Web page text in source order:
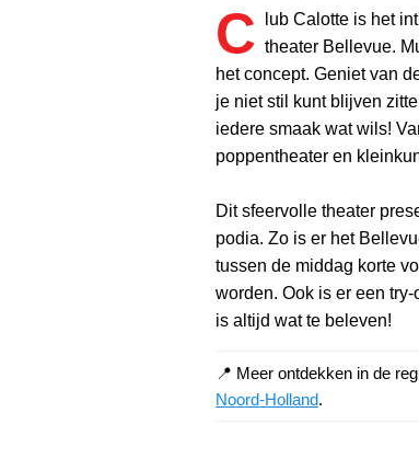
C
lub Calotte is het
theater Bellevue.
het concept. Geniet van
je niet stil kunt blijven
iedere smaak wat wils!
poppentheater en
Dit sfeervolle theater
podia. Zo is er het
tussen de middag korte
worden. Ook is er een
is altijd wat te beleven!
📍 Meer ontdekken in de
Noord-Holland.